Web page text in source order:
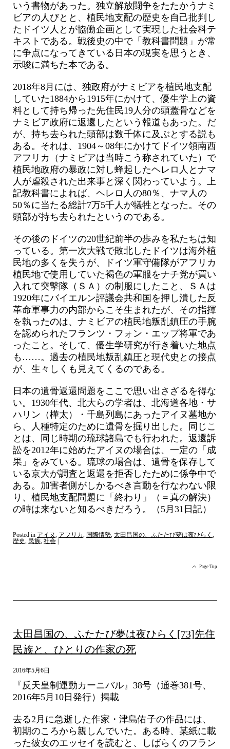
いう書物があった。独立解放闘争をたたかうナミ
ビアの人びとと、植民地支配の歴史を自己批判し
たドイツ人とが協働企画として実現した社会科テ
キストである。戦後史の中で「教科書問題」が常
に争点になってきている日本の現実を思うとき、
示唆に満ちた本である。
2018年8月には、独政府がナミビアを植民地支配
していた1884から1915年にかけて、優生学上の資
料として持ち帰った先住民19人分の頭蓋骨などを
ナミビア政府に返還したという報道もあった。だ
が、持ち去られた頭部は数千体に及ぶとする説も
ある。それは、1904～08年にかけてドイツ領南西
アフリカ（ナミビアは当時こう称されていた）で
植民地政府の暴政に対し蜂起したヘレロ人とナマ
人が虐殺された出来事と深く関わっていよう。上
記教科書によれば、ヘレロ人の80％、ナマ人の
50％に当たる総計7万5千人が犠牲となった。その
頭部が持ち去られたというのである。
その後のドイツの20世紀前半の歩みを私たちは知
っている。第一次大戦で敗北したドイツは海外植
民地の多くを失うが、ドイツ軍守備隊がアフリカ
植民地で使用していた褐色の軍服をナチ党が買い
入れて突撃隊（ＳＡ）の制服にしたこと、ＳＡは
1920年にバイエルン評議会共和国を押し潰した反
革命軍事力の内部からこそ生まれたが、その指揮
を執ったのは、ナミビアの植民地叛乱鎮圧の手腕
を認められたフランツ・フォン・エップ将軍であ
ったこと。そして、優生学研究が行き着いた地点
も……。過去の植民地叛乱鎮圧と現代史との接点
が、生々しくも見えてくるのである。
日本の遺骨返還問題をここで思い出さざるを得な
い。1930年代、北大らの学者は、北海道各地・サ
ハリン（樺太）・千島列島にあったアイヌ墓地か
ら、人種特定のために遺骨を掘り出した。同じこ
とは、同じ時期の琉球諸島でも行われた。返還訴
訟を2012年に始めたアイヌの場合は、一定の「成
果」をみている。琉球の場合は、遺骨を保存して
いる京大が調査と返還を拒否したために係争中で
ある。加害者側がしかるべき言動を行なわない限
り、植民地支配問題に「終わり」（＝真の解決）
の時は来ないと知るべきだろう。（5月31日記）
Posted in アイヌ, アフリカ, 国際情勢, 太田昌国の、ふたたび夢は夜ひらく ,
歴史, 民族, 社会
Page Top
太田昌国の、ふたたび夢は夜ひらく[73]先住
民族と、ひとりの作家の死
2016年5月6日
『反天皇制運動カーニバル』38号（通巻381号、
2016年5月10日発行）掲載
去る2月に急逝した作家・津島佑子の作品には、
初期のころから親しんでいた。ある時、某紙に載
った彼女のエッセイを読むと、しばらくのフラン